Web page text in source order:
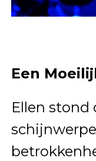
Een
Ellen stond